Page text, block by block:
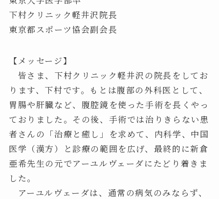
下村クリニック軽井沢院長
東京都スポーツ協会副会長
【メッセージ】
皆さま、下村クリニック軽井沢の院長をしてお
ります、下村です。もとは腹部の外科医として、
胃腸や肝臓など、腹腔鏡を使った手術を長くやっ
ておりました。その後、手術では治りきらない患
者さんの「治療と癒し」を求めて、内科学、中国
医学（漢方）と診療の範囲を広げ、最終的に新倉
亜希先生の元でアーユルヴェーダにたどり着きま
した。
アーユルヴェーダは、通常の病気のみならず、